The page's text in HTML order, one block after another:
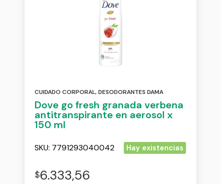
CUIDADO CORPORAL,DESODORANTES DAMA
Dove go fresh granada verbena
antitranspirante en aerosol x
150 ml
SKU: 7791293040042 Hay existencias
$6.333,56